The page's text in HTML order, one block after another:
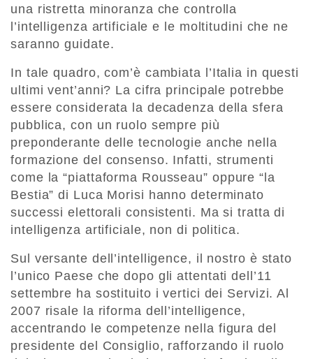
una ristretta minoranza che controlla
l’intelligenza artificiale e le moltitudini che ne
saranno guidate.
In tale quadro, com’è cambiata l’Italia in questi
ultimi vent’anni? La cifra principale potrebbe
essere considerata la decadenza della sfera
pubblica, con un ruolo sempre più
preponderante delle tecnologie anche nella
formazione del consenso. Infatti, strumenti
come la “piattaforma Rousseau” oppure “la
Bestia” di Luca Morisi hanno determinato
successi elettorali consistenti. Ma si tratta di
intelligenza artificiale, non di politica.
Sul versante dell’intelligence, il nostro è stato
l’unico Paese che dopo gli attentati dell’11
settembre ha sostituito i vertici dei Servizi. Al
2007 risale la riforma dell’intelligence,
accentrando le competenze nella figura del
presidente del Consiglio, rafforzando il ruolo